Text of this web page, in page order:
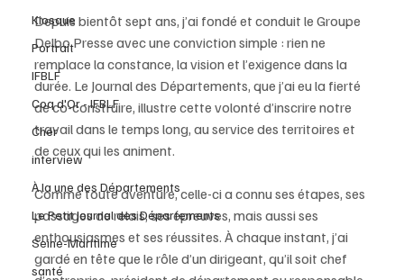
Kiosque
Portrait
IFBLF
Coq d'Or - IFBLF
Cher
interview
À la une des Départements
Le Petit Journal des Départements
Seine-Maritime
santé
Depuis bientôt sept ans, j’ai fondé et conduit le Groupe
Delbo Presse avec une conviction simple : rien ne
remplace la constance, la vision et l’exigence dans la
durée. Le Journal des Départements, que j’ai eu la fierté
de co-construire, illustre cette volonté d’inscrire notre
travail dans le temps long, au service des territoires et
de ceux qui les animent.
Comme toute aventure, celle-ci a connu ses étapes, ses
passages de relais, ses épreuves, mais aussi ses
enthousiasmes et ses réussites. À chaque instant, j’ai
gardé en tête que le rôle d’un dirigeant, qu’il soit chef